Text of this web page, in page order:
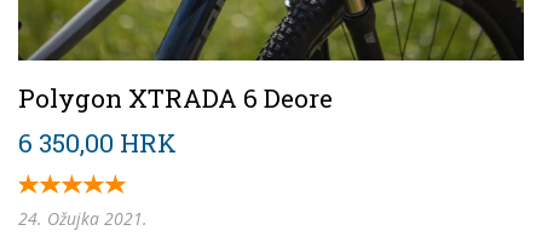
Polygon XTRADA 6 Deore
6 350,00 HRK
24. Ožujka 2021.